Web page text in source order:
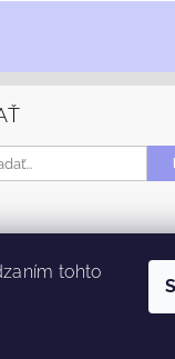
tohto